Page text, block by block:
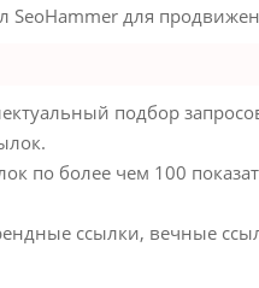
SeoHammer для
подбор
по более чем 100
ссылки, вечные